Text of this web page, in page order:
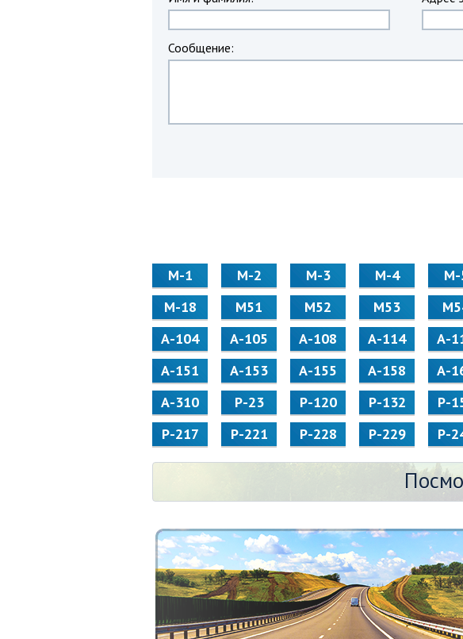
Сообщение:
М-1 М-2 М-3 М-4 М-
М-18
М51 М52 М53
А-104
А-105 А-108 А-114 А-
А-151
А-153 А-155 А-158 А-
А-310
Р-23 Р-120 Р-132 Р-
Р-217
Р-221 Р-228 Р-229 Р-